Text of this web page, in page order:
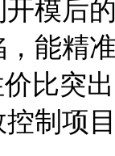
模后
能精
比突
制项